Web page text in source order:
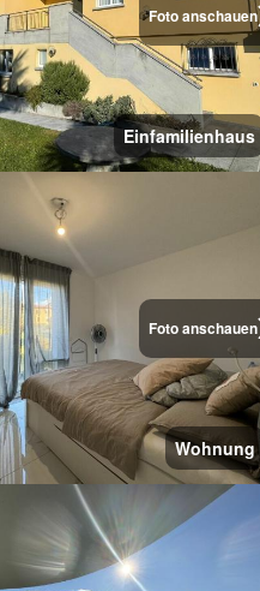
Foto anschauen
Einfamilienhaus
Foto anschauen
Wohnung